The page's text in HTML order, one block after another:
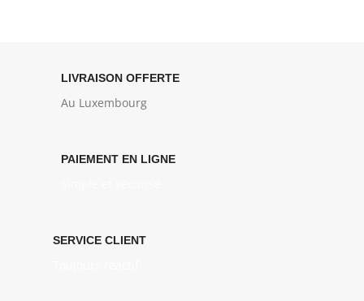
LIVRAISON OFFERTE
Au Luxembourg
PAIEMENT EN LIGNE
SERVICE CLIENT